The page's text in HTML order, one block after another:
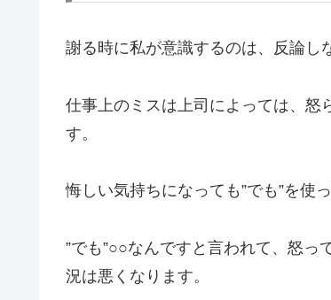
謝る時に私が意識するのは、反論し
仕事上のミスは上司によっては、怒
す。
悔しい気持ちになっても”でも”を使
”でも”○○なんですと言われて、怒
況は悪くなります。